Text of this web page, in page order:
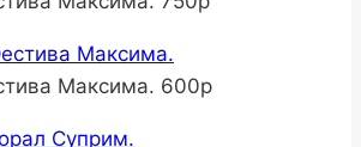
Максима. 600р